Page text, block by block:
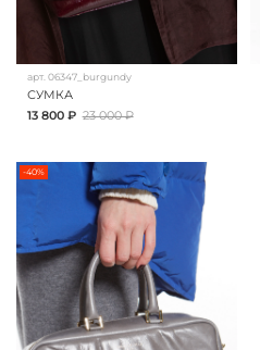
арт. 06347_burgundy
СУМКА
13 800 ₽ 23 000 ₽
-40%